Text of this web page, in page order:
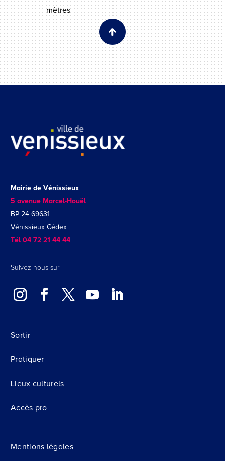
mètres
Mairie de Vénissieux
5 avenue Marcel-Houël
BP 24 69631
Vénissieux Cédex
Tél 04 72 21 44 44
Suivez-nous sur
Sortir
Pratiquer
Lieux culturels
Accès pro
Mentions légales